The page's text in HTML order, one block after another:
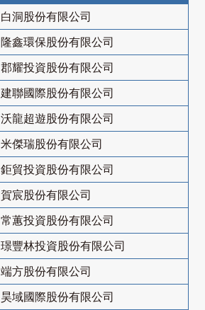
白洞股份有限公司
隆鑫環保股份有限公司
郡耀投資股份有限公司
建聯國際股份有限公司
沃龍超遊股份有限公司
米傑瑞股份有限公司
鉅貿投資股份有限公司
賀宸股份有限公司
常蕙投資股份有限公司
璟豐林投資股份有限公司
端方股份有限公司
昊域國際股份有限公司